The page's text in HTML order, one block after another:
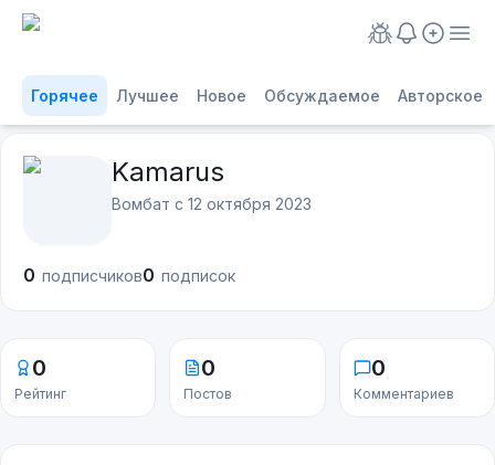
Горячее Лучшее Новое Обсуждаемое Авторское
Kamarus
Вомбат с 12 октября 2023
0 подписчиков0 подписок
0
Рейтинг
0
Постов
0
Комментариев